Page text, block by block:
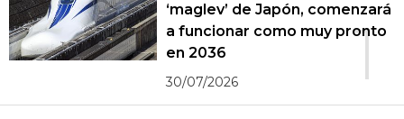
1
‘maglev’ de Japón, comenzará
a funcionar como muy pronto
en 2036
30/07/2026